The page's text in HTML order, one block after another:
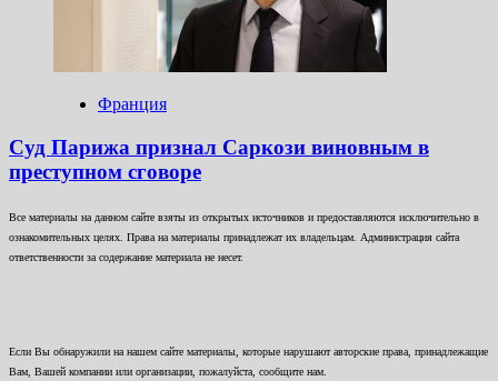
Франция
Суд Парижа признал Саркози виновным в
преступном сговоре
Все материалы на данном сайте взяты из открытых источников и предоставляются исключительно в
ознакомительных целях. Права на материалы принадлежат их владельцам. Администрация сайта
ответственности за содержание материала не несет.
Если Вы обнаружили на нашем сайте материалы, которые нарушают авторские права, принадлежащие
Вам, Вашей компании или организации, пожалуйста, сообщите нам.